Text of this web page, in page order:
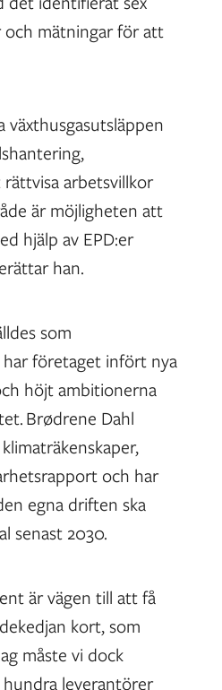
och mätningar för att
arbetsvillkor
är möjligheten att
hjälp av EPD:er
han.
som
har företaget infört nya
höjt ambitionerna
Brødrene Dahl
och har
egna driften ska
senast 2030.
är vägen till att få
kort, som
måste vi dock
leverantörer